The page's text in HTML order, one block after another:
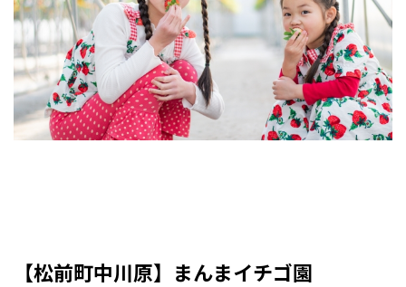
【松前町中川原】まんまイチゴ園